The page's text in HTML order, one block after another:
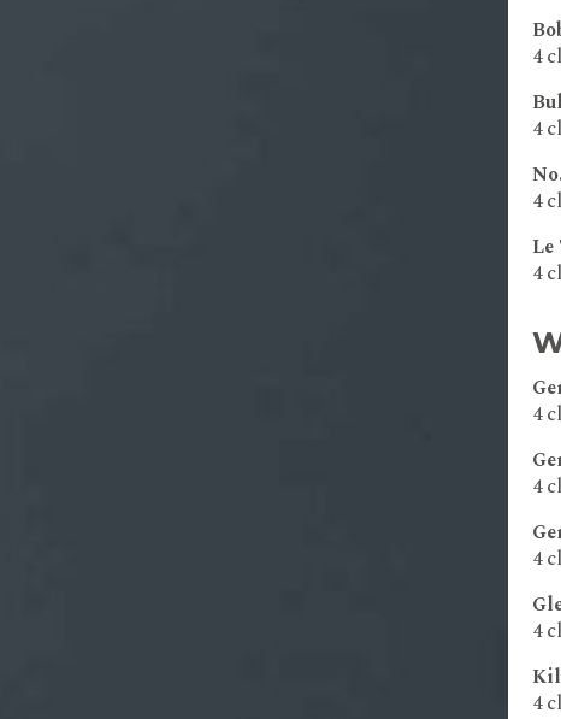
4
4
4
4
4
4
4
4
4